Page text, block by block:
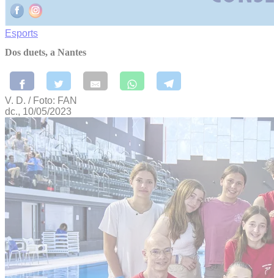
Esports
Dos duets, a Nantes
V. D. / Foto: FAN
dc., 10/05/2023